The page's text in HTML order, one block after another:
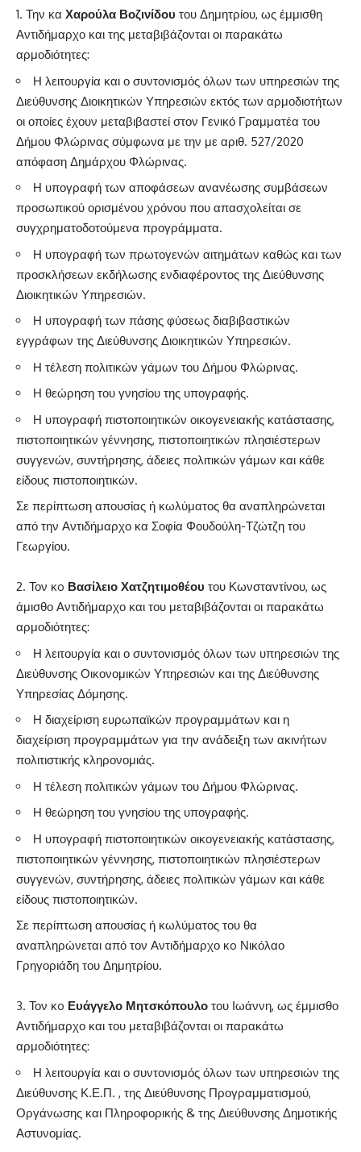
Την κα Χαρούλα Βοζινίδου του Δημητρίου, ως έμμισθη
Αντιδήμαρχο και της μεταβιβάζονται οι παρακάτω
αρμοδιότητες:
Η λειτουργία και ο συντονισμός όλων των υπηρεσιών της
Διεύθυνσης Διοικητικών Υπηρεσιών εκτός των αρμοδιοτήτων
οι οποίες έχουν μεταβιβαστεί στον Γενικό Γραμματέα του
Δήμου Φλώρινας σύμφωνα με την με αριθ. 527/2020
απόφαση Δημάρχου Φλώρινας.
Η υπογραφή των αποφάσεων ανανέωσης συμβάσεων
προσωπικού ορισμένου χρόνου που απασχολείται σε
συγχρηματοδοτούμενα προγράμματα.
Η υπογραφή των πρωτογενών αιτημάτων καθώς και των
προσκλήσεων εκδήλωσης ενδιαφέροντος της Διεύθυνσης
Διοικητικών Υπηρεσιών.
Η υπογραφή των πάσης φύσεως διαβιβαστικών
εγγράφων της Διεύθυνσης Διοικητικών Υπηρεσιών.
Η τέλεση πολιτικών γάμων του Δήμου Φλώρινας.
Η θεώρηση του γνησίου της υπογραφής.
Η υπογραφή πιστοποιητικών οικογενειακής κατάστασης,
πιστοποιητικών γέννησης, πιστοποιητικών πλησιέστερων
συγγενών, συντήρησης, άδειες πολιτικών γάμων και κάθε
είδους πιστοποιητικών.
Σε περίπτωση απουσίας ή κωλύματος θα αναπληρώνεται
από την Αντιδήμαρχο κα Σοφία Φουδούλη-Τζώτζη του
Γεωργίου.
Τον κo Βασίλειο Χατζητιμοθέου του Κωνσταντίνου, ως
άμισθο Αντιδήμαρχο και του μεταβιβάζονται οι παρακάτω
αρμοδιότητες:
Η λειτουργία και ο συντονισμός όλων των υπηρεσιών της
Διεύθυνσης Οικονομικών Υπηρεσιών και της Διεύθυνσης
Υπηρεσίας Δόμησης.
Η διαχείριση ευρωπαϊκών προγραμμάτων και η
διαχείριση προγραμμάτων για την ανάδειξη των ακινήτων
πολιτιστικής κληρονομιάς.
Η τέλεση πολιτικών γάμων του Δήμου Φλώρινας.
Η θεώρηση του γνησίου της υπογραφής.
Η υπογραφή πιστοποιητικών οικογενειακής κατάστασης,
πιστοποιητικών γέννησης, πιστοποιητικών πλησιέστερων
συγγενών, συντήρησης, άδειες πολιτικών γάμων και κάθε
είδους πιστοποιητικών.
Σε περίπτωση απουσίας ή κωλύματος του θα
αναπληρώνεται από τον Αντιδήμαρχο κo Νικόλαο
Γρηγοριάδη του Δημητρίου.
Τον κo Ευάγγελο Μητσκόπουλο του Ιωάννη, ως έμμισθο
Αντιδήμαρχο και του μεταβιβάζονται οι παρακάτω
αρμοδιότητες:
Η λειτουργία και ο συντονισμός όλων των υπηρεσιών της
Διεύθυνσης Κ.Ε.Π. , της Διεύθυνσης Προγραμματισμού,
Οργάνωσης και Πληροφορικής & της Διεύθυνσης Δημοτικής
Αστυνομίας.